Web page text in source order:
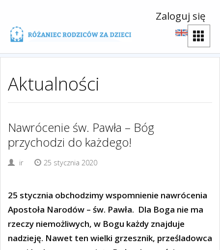
Zaloguj się
Aktualności
Nawrócenie św. Pawła – Bóg
przychodzi do każdego!
ir 25 stycznia 2020
25 stycznia obchodzimy wspomnienie nawrócenia
Apostoła Narodów – św. Pawła. Dla Boga nie ma
rzeczy niemożliwych, w Bogu każdy znajduje
nadzieję. Nawet ten wielki grzesznik, prześladowca